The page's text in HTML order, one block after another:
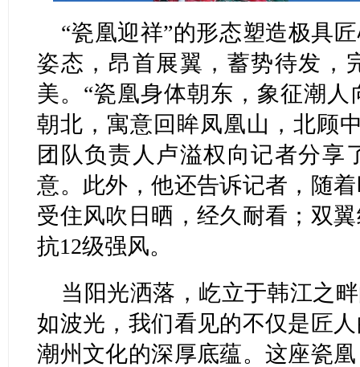
“瓷凰迎祥”的形态塑造极具
姿态，昂首展翼，蓄势待发，
美。“瓷凰身体朝东，象征潮
朝北，寓意回眸凤凰山，北顾
团队负责人卢溢权向记者分享
意。此外，他还告诉记者，随
受住风吹日晒，经久耐看；双
抗12级强风。
当阳光洒落，屹立于韩江之
如波光，我们看见的不仅是匠
潮州文化的深厚底蕴。这座瓷